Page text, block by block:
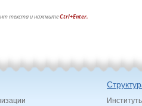
текста и нажмитеCtrl+Enter.